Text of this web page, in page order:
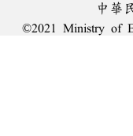
中華
©2021 Ministry of